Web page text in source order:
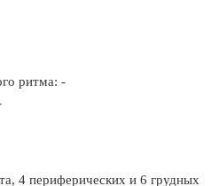
ритма: -
4 периферических и 6 грудных